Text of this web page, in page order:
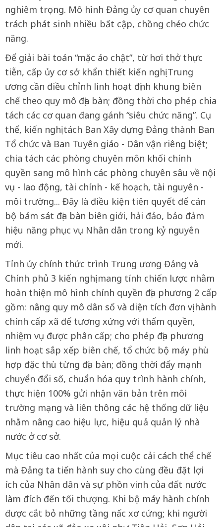
nghiêm trọng. Mô hình Đảng ủy cơ quan chuyên
trách phát sinh nhiều bất cập, chồng chéo chức
năng.
Để giải bài toán “mặc áo chật”, từ hơi thở thực
tiễn, cấp ủy cơ sở khẩn thiết kiến nghị Trung
ương cần điều chỉnh linh hoạt định khung biên
chế theo quy mô địa bàn; đồng thời cho phép chia
tách các cơ quan đang gánh “siêu chức năng”. Cụ
thể, kiến nghị tách Ban Xây dựng Đảng thành Ban
Tổ chức và Ban Tuyên giáo - Dân vận riêng biệt;
chia tách các phòng chuyên môn khối chính
quyền sang mô hình các phòng chuyên sâu về nội
vụ - lao động, tài chính - kế hoạch, tài nguyên -
môi trường... Đây là điều kiện tiên quyết để cán
bộ bám sát địa bàn biên giới, hải đảo, bảo đảm
hiệu năng phục vụ Nhân dân trong kỷ nguyên
mới.
Tỉnh ủy chính thức trình Trung ương Đảng và
Chính phủ 3 kiến nghị mang tính chiến lược nhằm
hoàn thiện mô hình chính quyền địa phương 2 cấp
gồm: nâng quy mô dân số và diện tích đơn vị hành
chính cấp xã để tương xứng với thẩm quyền,
nhiệm vụ được phân cấp; cho phép địa phương
linh hoạt sắp xếp biên chế, tổ chức bộ máy phù
hợp đặc thù từng địa bàn; đồng thời đẩy mạnh
chuyển đổi số, chuẩn hóa quy trình hành chính,
thực hiện 100% gửi nhận văn bản trên môi
trường mạng và liên thông các hệ thống dữ liệu
nhằm nâng cao hiệu lực, hiệu quả quản lý nhà
nước ở cơ sở.
Mục tiêu cao nhất của mọi cuộc cải cách thể chế
mà Đảng ta tiến hành suy cho cùng đều đặt lợi
ích của Nhân dân và sự phồn vinh của đất nước
làm đích đến tối thượng. Khi bộ máy hành chính
được cắt bỏ những tầng nấc xơ cứng; khi người